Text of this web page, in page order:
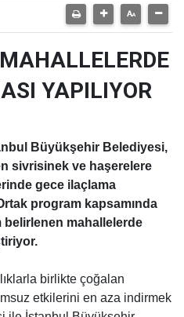
YAPILIYOR
Büyükşehir Belediyesi,
sivrisinek ve haşerelere
gece ilaçlama
program kapsamında
belirlenen mahallelerde
birlikte çoğalan
etkilerini en aza indirmek